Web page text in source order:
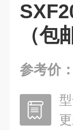
（包
参考价：
型